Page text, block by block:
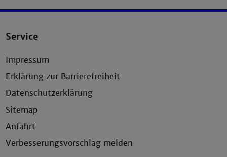
Service
Impressum
Erklärung zur Barrierefreiheit
Datenschutzerklärung
Sitemap
Anfahrt
Verbesserungsvorschlag melden